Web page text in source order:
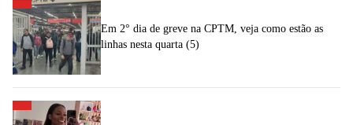
Em 2° dia de greve na CPTM, veja como estão as
linhas nesta quarta (5)